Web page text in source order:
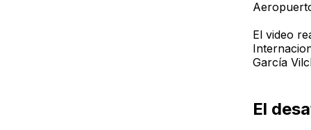
El video
García
El